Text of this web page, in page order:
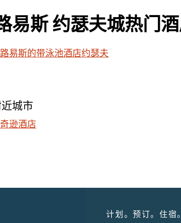
易斯 约瑟夫城热门
易斯的带泳池酒店约瑟夫
近城市
逊酒店
计划。预订。住宿